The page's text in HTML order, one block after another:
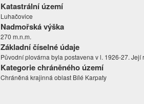
Katastrální území
Luhačovice
Nadmořská výška
270 m.n.m.
Základní číselné údaje
Původní plovárna byla postavena v l. 1926-27.
Kategorie chráněného území
Chráněná krajinná oblast Bílé Karpaty